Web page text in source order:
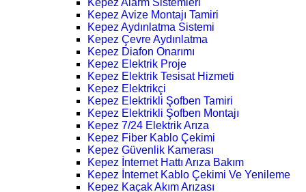
Kepez Alarm Sistemleri
Kepez Avize Montajı Tamiri
Kepez Aydınlatma Sistemi
Kepez Çevre Aydınlatma
Kepez Diafon Onarımı
Kepez Elektrik Proje
Kepez Elektrik Tesisat Hizmeti
Kepez Elektrikçi
Kepez Elektrikli Şofben Tamiri
Kepez Elektrikli Şofben Montajı
Kepez 7/24 Elektrik Arıza
Kepez Fiber Kablo Çekimi
Kepez Güvenlik Kamerası
Kepez İnternet Hattı Arıza Bakım
Kepez İnternet Kablo Çekimi Ve Yenileme
Kepez Kaçak Akım Arızası